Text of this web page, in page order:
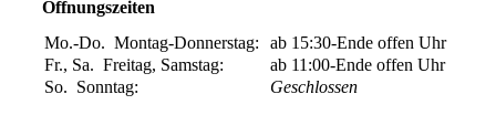
Öffnungszeiten
Mo.-Do. Montag-Donnerstag: ab 15:30-Ende offen Uhr
Fr., Sa. Freitag, Samstag: ab 11:00-Ende offen Uhr
So. Sonntag: Geschlossen